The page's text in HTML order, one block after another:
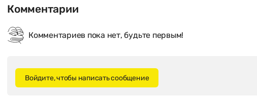
Комментарии
Комментариев пока нет, будьте первым!
Войдите, чтобы написать сообщение